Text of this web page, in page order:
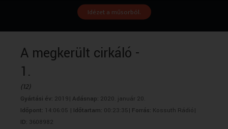
Idézet a műsorból.
A megkerült cirkáló -
1.
(12)
Gyártási év: 2019| Adásnap: 2020. január 20.
Időpont: 14:06:05 | Időtartam: 00:23:35| Forrás: Kossuth Rádió|
ID: 3608982